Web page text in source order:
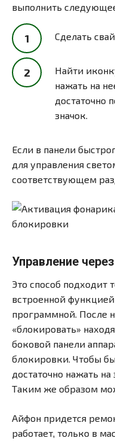
выполнить
Сделать
Найти
нажать на
достаточно
значок.
Если в панели
для управления
соответствующем
Управление
Это способ подходит
встроенной
программной. После
«блокировать»
боковой панели
блокировки. Чтобы
достаточно нажать
Таким же образом
Айфон придется
работает, только в